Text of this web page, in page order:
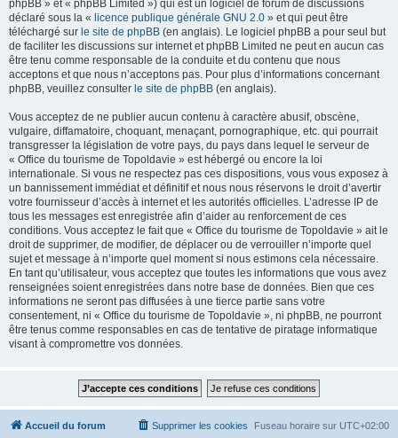
phpBB » et « phpBB Limited ») qui est un logiciel de forum de discussions
déclaré sous la « licence publique générale GNU 2.0 » et qui peut être
téléchargé sur le site de phpBB (en anglais). Le logiciel phpBB a pour seul but
de faciliter les discussions sur internet et phpBB Limited ne peut en aucun cas
être tenu comme responsable de la conduite et du contenu que nous
acceptons et que nous n’acceptons pas. Pour plus d’informations concernant
phpBB, veuillez consulter le site de phpBB (en anglais).
Vous acceptez de ne publier aucun contenu à caractère abusif, obscène,
vulgaire, diffamatoire, choquant, menaçant, pornographique, etc. qui pourrait
transgresser la législation de votre pays, du pays dans lequel le serveur de
« Office du tourisme de Topoldavie » est hébergé ou encore la loi
internationale. Si vous ne respectez pas ces dispositions, vous vous exposez à
un bannissement immédiat et définitif et nous nous réservons le droit d’avertir
votre fournisseur d’accès à internet et les autorités officielles. L’adresse IP de
tous les messages est enregistrée afin d’aider au renforcement de ces
conditions. Vous acceptez le fait que « Office du tourisme de Topoldavie » ait le
droit de supprimer, de modifier, de déplacer ou de verrouiller n’importe quel
sujet et message à n’importe quel moment si nous estimons cela nécessaire.
En tant qu’utilisateur, vous acceptez que toutes les informations que vous avez
renseignées soient enregistrées dans notre base de données. Bien que ces
informations ne seront pas diffusées à une tierce partie sans votre
consentement, ni « Office du tourisme de Topoldavie », ni phpBB, ne pourront
être tenus comme responsables en cas de tentative de piratage informatique
visant à compromettre vos données.
Accueil du forum Fuseau horaire sur UTC+02:00
Supprimer les cookies